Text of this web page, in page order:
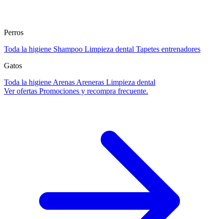
Perros
Toda la higiene Shampoo Limpieza dental Tapetes entrenadores
Gatos
Toda la higiene Arenas Areneras Limpieza dental
Ver ofertas Promociones y recompra frecuente.